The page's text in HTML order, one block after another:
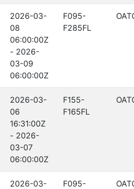
2026-03-
08
06:00:00Z
- 2026-
03-09
06:00:00Z
F095-
F285FL
2026-03-
06
16:31:00Z
- 2026-
03-07
06:00:00Z
F155-
F165FL
2026-03-
F095-